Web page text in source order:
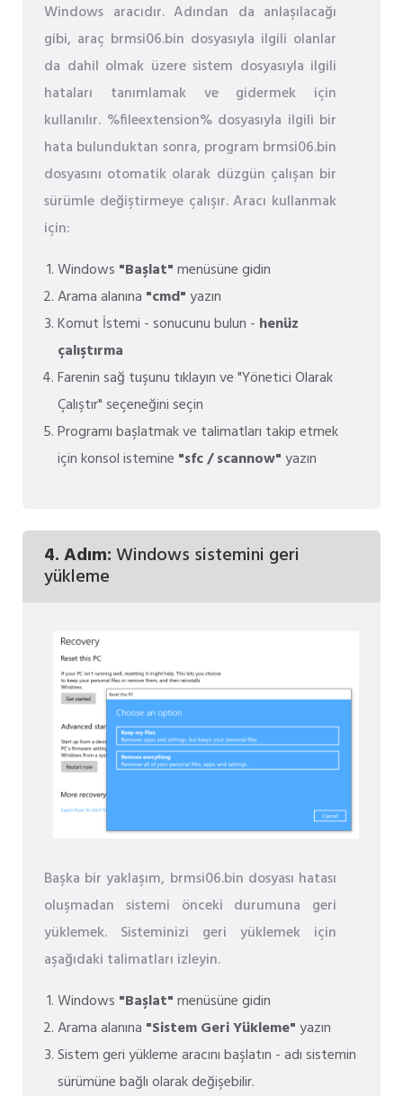
Windows aracıdır. Adından da anlaşılacağı
gibi, araç brmsi06.bin dosyasıyla ilgili olanlar
da dahil olmak üzere sistem dosyasıyla ilgili
hataları tanımlamak ve gidermek için
kullanılır. %fileextension% dosyasıyla ilgili bir
hata bulunduktan sonra, program brmsi06.bin
dosyasını otomatik olarak düzgün çalışan bir
sürümle değiştirmeye çalışır. Aracı kullanmak
için:
Windows "Başlat"menüsüne gidin
Arama alanına "cmd"yazın
Komut İstemi - sonucunu bulun - henüz
çalıştırma
Farenin sağ tuşunu tıklayın ve "Yönetici Olarak
Çalıştır" seçeneğini seçin
Programı başlatmak ve talimatları takip etmek
için konsol istemine "sfc / scannow"yazın
4. Adım:Windows sistemini geri
yükleme
Başka bir yaklaşım, brmsi06.bin dosyası hatası
oluşmadan sistemi önceki durumuna geri
yüklemek. Sisteminizi geri yüklemek için
aşağıdaki talimatları izleyin.
Windows "Başlat"menüsüne gidin
Arama alanına "Sistem Geri Yükleme"yazın
Sistem geri yükleme aracını başlatın - adı sistemin
sürümüne bağlı olarak değişebilir.